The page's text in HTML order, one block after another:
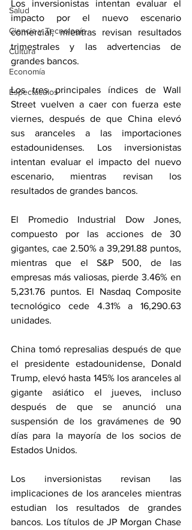
Salud
Ciencia y Tecnología
Cultura
Economía
Espectáculos
Los inversionistas intentan evaluar el
impacto por el nuevo escenario
comercial, mientras revisan resultados
trimestrales y las advertencias de
grandes bancos.
Los tres principales índices de Wall
Street vuelven a caer con fuerza este
viernes, después de que China elevó
sus aranceles a las importaciones
estadounidenses. Los inversionistas
intentan evaluar el impacto del nuevo
escenario, mientras revisan los
resultados de grandes bancos.
El Promedio Industrial Dow Jones,
compuesto por las acciones de 30
gigantes, cae 2.50% a 39,291.88 puntos,
mientras que el S&P 500, de las
empresas más valiosas, pierde 3.46% en
5,231.76 puntos. El Nasdaq Composite
tecnológico cede 4.31% a 16,290.63
unidades.
China tomó represalias después de que
el presidente estadounidense, Donald
Trump, elevó hasta 145% los aranceles al
gigante asiático el jueves, incluso
después de que se anunció una
suspensión de los gravámenes de 90
días para la mayoría de los socios de
Estados Unidos.
Los inversionistas revisan las
implicaciones de los aranceles mientras
estudian los resultados de grandes
bancos. Los títulos de JP Morgan Chase